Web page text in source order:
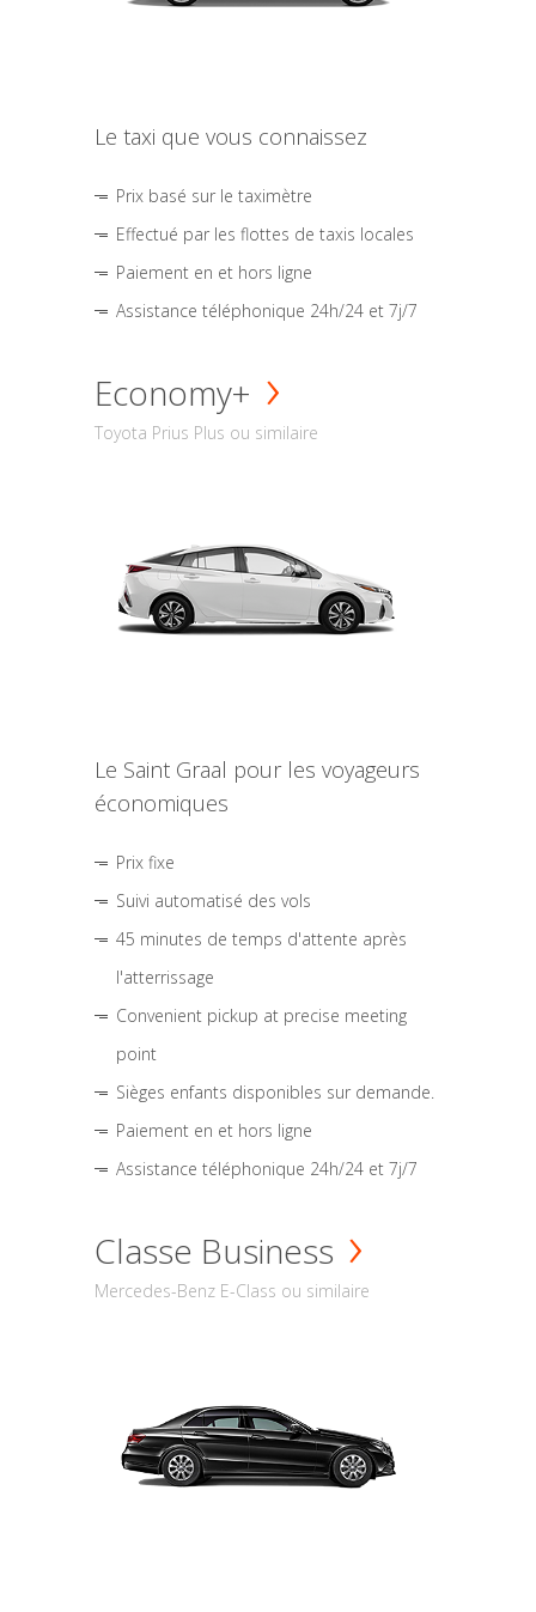
Le taxi que vous connaissez
Prix basé sur le taximètre
Effectué par les flottes de taxis locales
Paiement en et hors ligne
Assistance téléphonique 24h/24 et 7j/7
Economy+
Toyota Prius Plus ou similaire
Le Saint Graal pour les voyageurs
économiques
Prix fixe
Suivi automatisé des vols
45 minutes de temps d'attente après
l'atterrissage
Convenient pickup at precise meeting
point
Sièges enfants disponibles sur demande.
Paiement en et hors ligne
Assistance téléphonique 24h/24 et 7j/7
Classe Business
Mercedes-Benz E-Class ou similaire